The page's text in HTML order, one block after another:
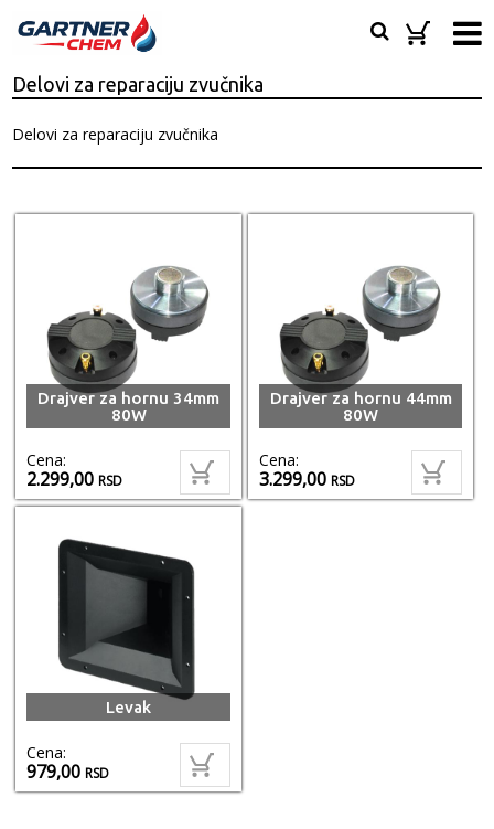
Delovi za reparaciju zvučnika
Delovi za reparaciju zvučnika
Drajver za hornu 34mm
80W
Cena:
2.299,00RSD
Drajver za hornu 44mm
80W
Cena:
3.299,00RSD
Levak
Cena:
979,00RSD